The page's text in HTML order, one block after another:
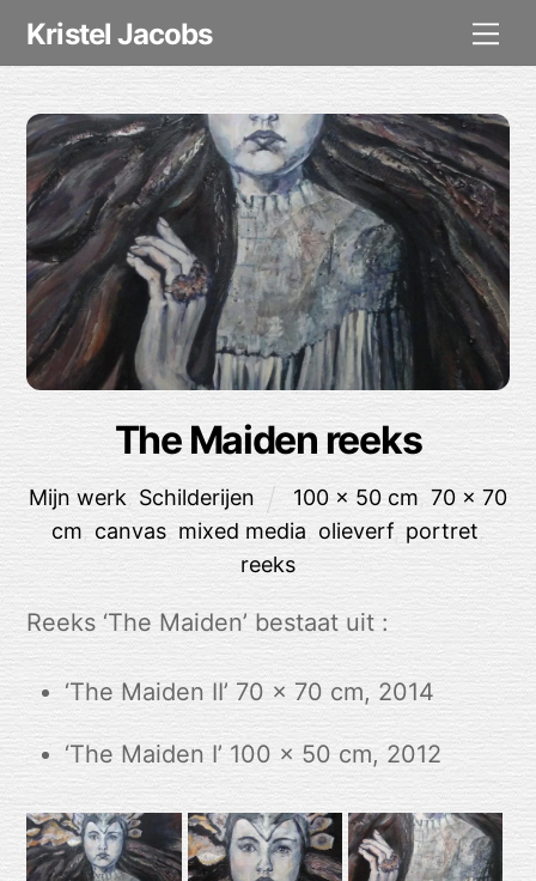
Skip
content
Kristel Jacobs
The Maiden reeks
Mijn werk, Schilderijen 100 x 50 cm 70 x 70
cm, canvas,mixed media, olieverf, portret,
reeks
Reeks ‘The Maiden’ bestaat uit :
‘The Maiden II’ 70 x 70 cm, 2014
‘The Maiden I’ 100 x 50 cm, 2012